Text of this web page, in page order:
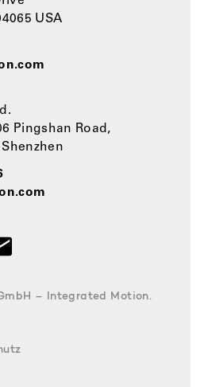
USA
Pingshan Road,
– Integrated Motion.